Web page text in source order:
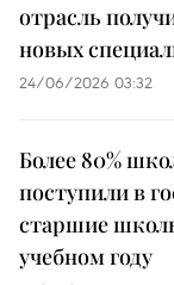
отрасль
новых
24/06/2026 03:32
Более 80%
поступили в
старшие
учебном году